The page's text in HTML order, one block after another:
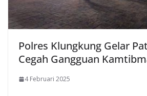
Polres Klungkung Gelar
Cegah Gangguan
4 Februari 2025